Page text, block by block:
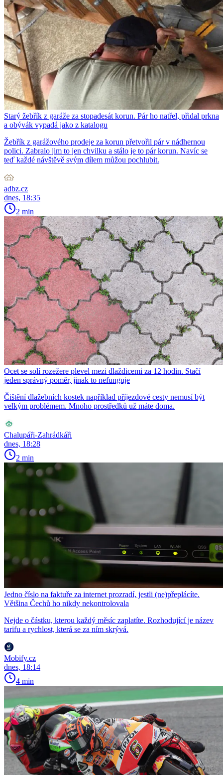
Starý žebřík z garáže za stopadesát korun. Pár ho natřel, přidal prkna
a obývák vypadá jako z katalogu
Žebřík z garážového prodeje za korun přetvořil pár v nádhernou
polici. Zabralo jim to jen chvilku a stálo je to pár korun. Navíc se
teď každé návštěvě svým dílem můžou pochlubit.
adbz.cz
dnes, 18:35
2 min
Ocet se solí rozežere plevel mezi dlaždicemi za 12 hodin. Stačí
jeden správný poměr, jinak to nefunguje
Čištění dlažebních kostek například příjezdové cesty nemusí být
velkým problémem. Mnoho prostředků už máte doma.
Chalupáři-Zahrádkáři
dnes, 18:28
2 min
Jedno číslo na faktuře za internet prozradí, jestli (ne)přeplácíte.
Většina Čechů ho nikdy nekontrolovala
Nejde o částku, kterou každý měsíc zaplatíte. Rozhodující je název
tarifu a rychlost, která se za ním skrývá.
Mobify.cz
dnes, 18:14
4 min